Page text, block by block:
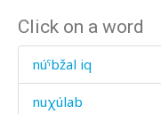
Click on a word
núˤbžal iq
nuχúlab